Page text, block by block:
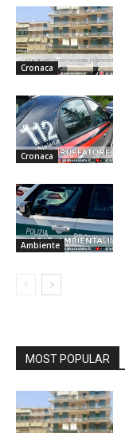
Cronaca
Cronaca
Ambiente
MOST POPULAR